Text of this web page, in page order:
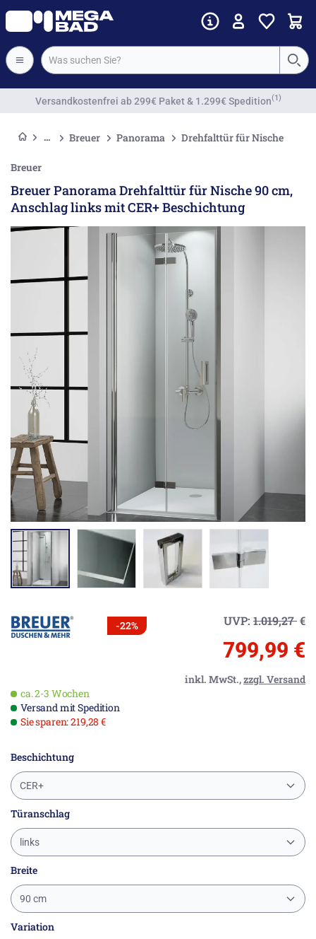
Vorkassenrabatt
Breuer Panorama Drehfalttür für Nische
Breuer
Breuer Panorama Drehfalttür für Nische 90 cm,
Anschlag links mit CER+ Beschichtung
-22% UVP: 1.019,27€
799,99 €
inkl. MwSt.,zzgl. Versand
ca. 2-3 Wochen
Versand mit Spedition
Sie sparen: 219,28 €
Beschichtung
CER+
Türanschlag
links
Breite
90 cm
Variation